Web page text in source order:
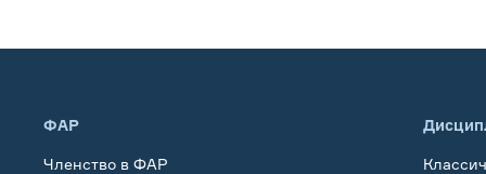
ФАР
Членство в ФАР